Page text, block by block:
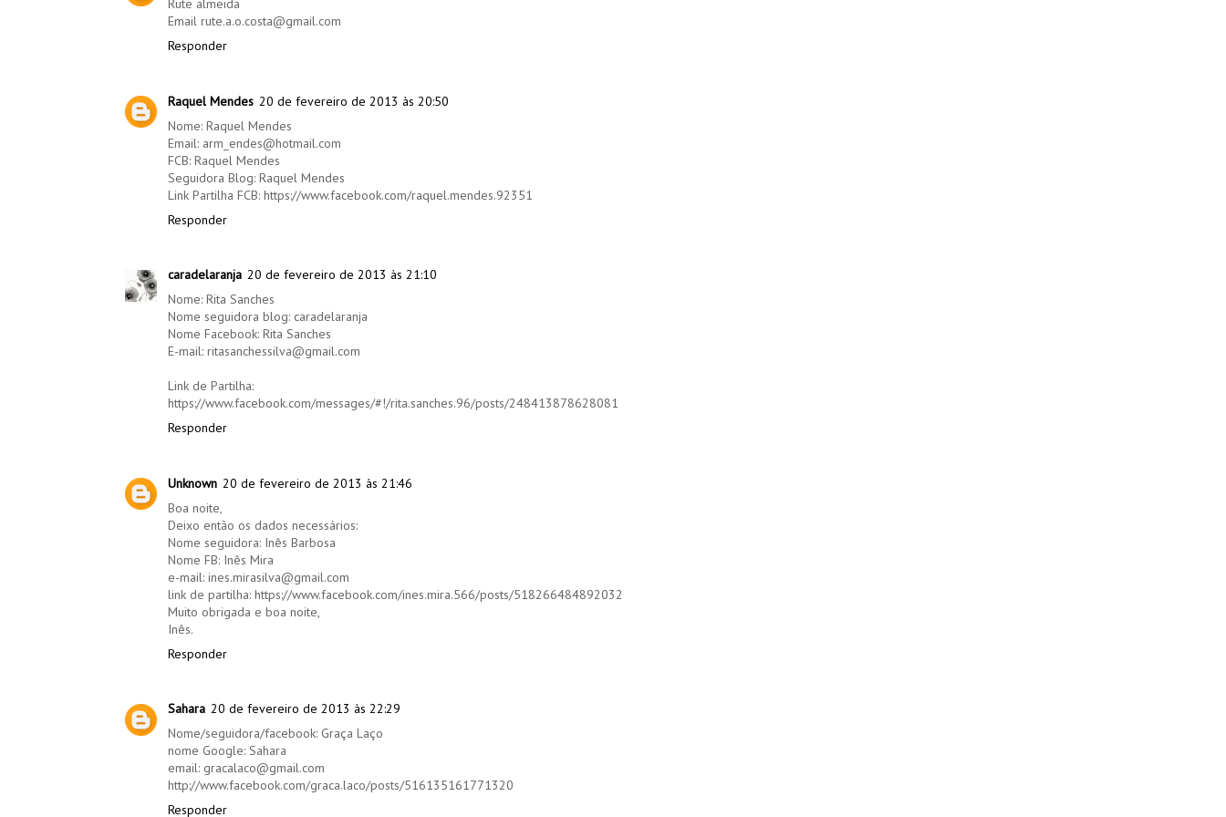
Rute almeida
Email rute.a.o.costa@gmail.com
Responder
Raquel Mendes 20 de fevereiro de 2013 às 20:50
Nome: Raquel Mendes
Email: arm_endes@hotmail.com
FCB: Raquel Mendes
Seguidora Blog: Raquel Mendes
Link Partilha FCB: https://www.facebook.com/raquel.mendes.92351
Responder
caradelaranja 20 de fevereiro de 2013 às 21:10
Nome: Rita Sanches
Nome seguidora blog: caradelaranja
Nome Facebook: Rita Sanches
E-mail: ritasanchessilva@gmail.com
Link de Partilha:
https://www.facebook.com/messages/#!/rita.sanches.96/posts/248413878628081
Responder
Unknown 20 de fevereiro de 2013 às 21:46
Boa noite,
Deixo então os dados necessários:
Nome seguidora: Inês Barbosa
Nome FB: Inês Mira
e-mail: ines.mirasilva@gmail.com
link de partilha: https://www.facebook.com/ines.mira.566/posts/518266484892032
Muito obrigada e boa noite,
Inês.
Responder
Sahara 20 de fevereiro de 2013 às 22:29
Nome/seguidora/facebook: Graça Laço
nome Google: Sahara
email: gracalaco@gmail.com
http://www.facebook.com/graca.laco/posts/516135161771320
Responder